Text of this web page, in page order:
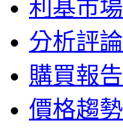
利基市場
分析評論
購買報告
價格趨勢